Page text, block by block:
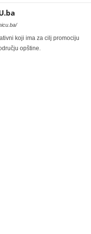
koji ima za cilj promociju
opštine.